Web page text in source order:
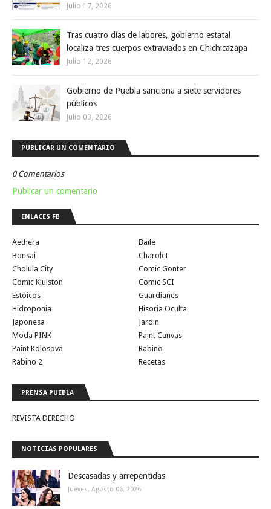
Julio 17, 2026
Tras cuatro días de labores, gobierno estatal
localiza tres cuerpos extraviados en Chichicazapa
Julio 12, 2026
Gobierno de Puebla sanciona a siete servidores
públicos
Julio 03, 2026
PUBLICAR UN COMENTARIO
0 Comentarios
Publicar un comentario
ENLACES FB
Aethera
Baile
Bonsai
Charolet
Cholula City
Comic Gonter
Comic Kiulston
Comic SCI
Estoicos
Guardianes
Hidroponia
Hisoria Oculta
Japonesa
Jardin
Moda PINK
Paint Canvas
Paint Kolosova
Rabino
Rabino 2
Recetas
PRENSA PUEBLA
REVISTA DERECHO
NOTICIAS POPULARES
Descasadas y arrepentidas
Jueves, Agosto 06, 2026